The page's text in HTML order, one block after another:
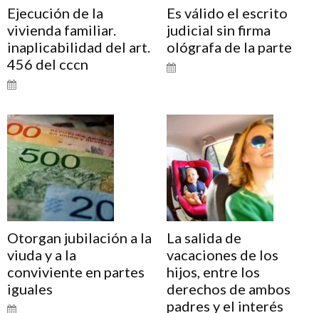
Ejecución de la
vivienda familiar.
inaplicabilidad del art.
456 del cccn
Es válido el escrito
judicial sin firma
ológrafa de la parte
Otorgan jubilación a la
viuda y a la
conviviente en partes
iguales
La salida de
vacaciones de los
hijos, entre los
derechos de ambos
padres y el interés